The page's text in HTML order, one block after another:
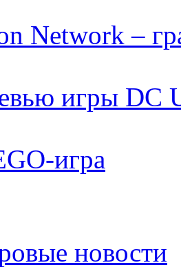
Network –
игры DC
игра
новости